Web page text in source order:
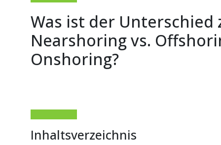
Was ist der Unterschied
Nearshoring vs.
Onshoring?
Inhaltsverzeichnis